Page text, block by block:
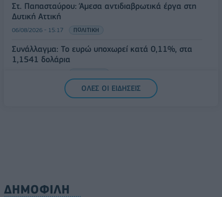
Στ. Παπασταύρου: Άμεσα αντιδιαβρωτικά έργα στη
Δυτική Αττική
06/08/2026 - 15:17 ΠΟΛΙΤΙΚΗ
Συνάλλαγμα: Το ευρώ υποχωρεί κατά 0,11%, στα
1,1541 δολάρια
ΟΛΕΣ ΟΙ ΕΙΔΗΣΕΙΣ
ΔΗΜΟΦΙΛΗ